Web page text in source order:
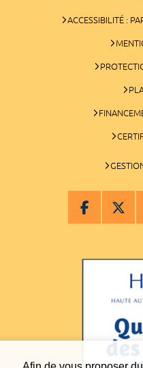
ACCESSIBILITÉ :